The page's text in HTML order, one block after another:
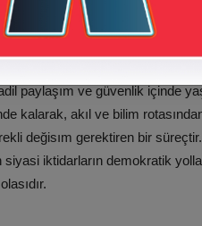
ve zihniyet sahiplerini
çıkâlarına son veriyor...
savaşsız, hukukun
paylaşım ve güvenlik içinde
kalarak, akıl ve bilim
değisım gerektiren bir
iktidarların demokratik